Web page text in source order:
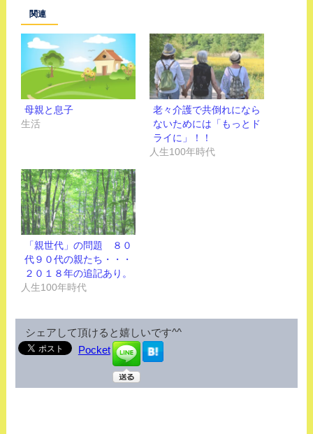
関連
母親と息子
生活
老々介護で共倒れになら
ないためには「もっとド
ライに」！！
人生100年時代
「親世代」の問題 ８０
代９０代の親たち・・・
２０１８年の追記あり。
人生100年時代
シェアして頂けると嬉しいです^^
Pocket